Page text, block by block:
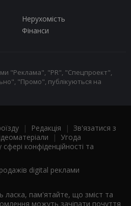
Нерухомість
Фінанси
"Реклама", "PR", "Спецпроект",
"Промо", публікуються на
| Редакція | Зв'язатися з
| Угода
сфері конфіденційності та
digital реклами
пам'ятайте, що зміст та
можуть зачіпати почуття